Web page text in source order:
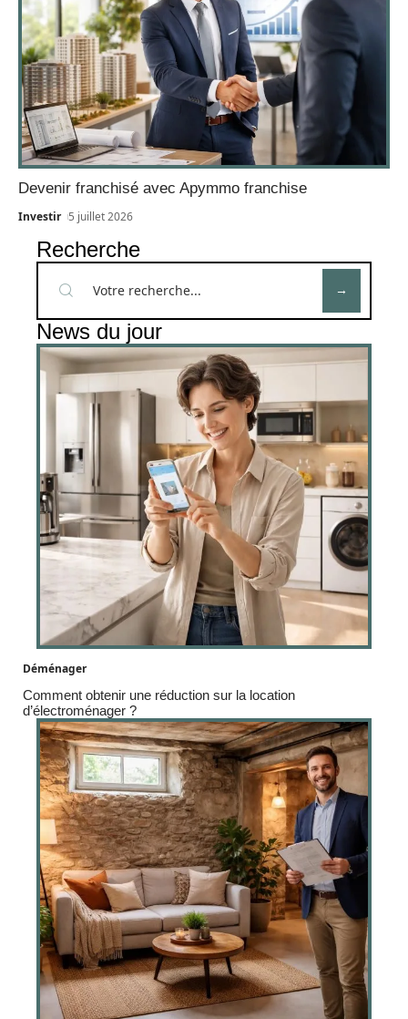
Devenir franchisé avec Apymmo franchise
Investir 5 juillet 2026
Recherche
News du jour
Déménager
Comment obtenir une réduction sur la location
d’électroménager ?